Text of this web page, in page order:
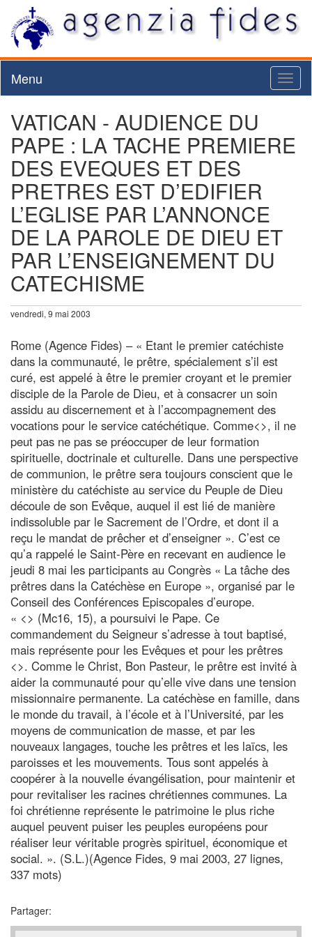
Menu
VATICAN - AUDIENCE DU
PAPE : LA TACHE PREMIERE
DES EVEQUES ET DES
PRETRES EST D’EDIFIER
L’EGLISE PAR L’ANNONCE
DE LA PAROLE DE DIEU ET
PAR L’ENSEIGNEMENT DU
CATECHISME
vendredi, 9 mai 2003
Rome (Agence Fides) – « Etant le premier catéchiste
dans la communauté, le prêtre, spécialement s’il est
curé, est appelé à être le premier croyant et le premier
disciple de la Parole de Dieu, et à consacrer un soin
assidu au discernement et à l’accompagnement des
vocations pour le service catéchétique. Comme<>, il ne
peut pas ne pas se préoccuper de leur formation
spirituelle, doctrinale et culturelle. Dans une perspective
de communion, le prêtre sera toujours conscient que le
ministère du catéchiste au service du Peuple de Dieu
découle de son Evêque, auquel il est lié de manière
indissoluble par le Sacrement de l’Ordre, et dont il a
reçu le mandat de prêcher et d’enseigner ». C’est ce
qu’a rappelé le Saint-Père en recevant en audience le
jeudi 8 mai les participants au Congrès « La tâche des
prêtres dans la Catéchèse en Europe », organisé par le
Conseil des Conférences Episcopales d’europe.
« <> (Mc16, 15), a poursuivi le Pape. Ce
commandement du Seigneur s’adresse à tout baptisé,
mais représente pour les Evêques et pour les prêtres
<>. Comme le Christ, Bon Pasteur, le prêtre est invité à
aider la communauté pour qu’elle vive dans une tension
missionnaire permanente. La catéchèse en famille, dans
le monde du travail, à l’école et à l’Université, par les
moyens de communication de masse, et par les
nouveaux langages, touche les prêtres et les laïcs, les
paroisses et les mouvements. Tous sont appelés à
coopérer à la nouvelle évangélisation, pour maintenir et
pour revitaliser les racines chrétiennes communes. La
foi chrétienne représente le patrimoine le plus riche
auquel peuvent puiser les peuples européens pour
réaliser leur véritable progrès spirituel, économique et
social. ». (S.L.)(Agence Fides, 9 mai 2003, 27 lignes,
337 mots)
Partager: